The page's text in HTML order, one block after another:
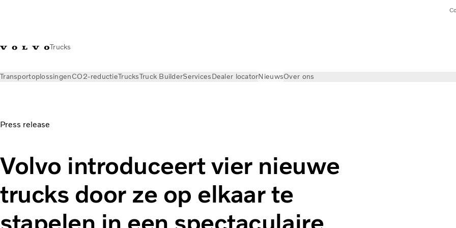
Trucks
TransportoplossingenCO2-reductieTrucksTruck BuilderServicesDealer locatorNieuwsOver ons
Press release
Volvo introduceert vier nieuwe
trucks door ze op elkaar te